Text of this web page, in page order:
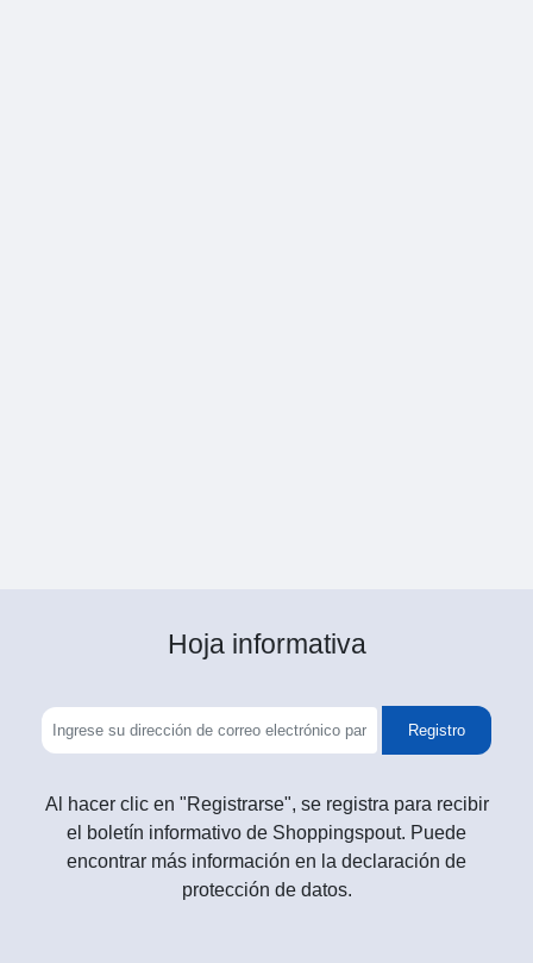
Hoja informativa
Registro
Al hacer clic en "Registrarse", se registra para recibir
el boletín informativo de Shoppingspout. Puede
encontrar más información en la declaración de
protección de datos.